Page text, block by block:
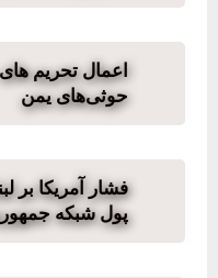
اعمال تحریم
حوثی‌های یمن
فشار آمریکا بر
پول شبکه